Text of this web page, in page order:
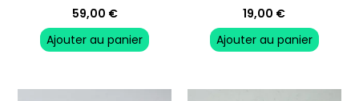
59,00 €
Ajouter au panier
19,00 €
Ajouter au panier